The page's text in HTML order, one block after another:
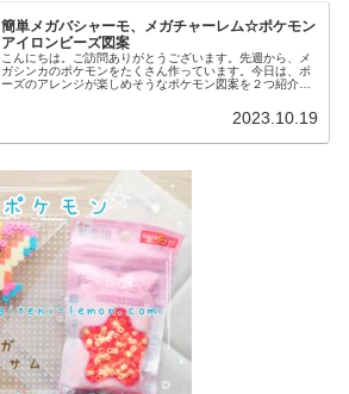
簡単メガバシャーモ、メガチャーレム☆ポケモン
アイロンビーズ図案
こんにちは。ご訪問ありがとうございます。先週から、メ
ガシンカのポケモンをたくさん作っています。今日は、ポ
ーズのアレンジが楽しめそうなポケモン図案を２つ紹介し
2023.10.19